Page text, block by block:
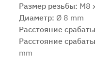
Размер резьбы: M8
Диаметр: Ø 8 mm
Расстояние
Расстояние
mm
Продолжить